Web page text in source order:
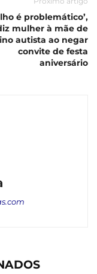
é problemático’,
mulher à mãe de
autista ao negar
convite de festa
aniversário